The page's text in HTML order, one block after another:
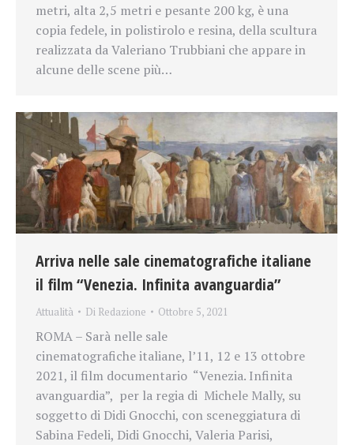
metri, alta 2,5 metri e pesante 200 kg, è una
copia fedele, in polistirolo e resina, della scultura
realizzata da Valeriano Trubbiani che appare in
alcune delle scene più…
Arriva nelle sale cinematografiche italiane
il film “Venezia. Infinita avanguardia”
Attualità Di Redazione Ottobre 5, 2021
ROMA – Sarà nelle sale
cinematografiche italiane, l’11, 12 e 13 ottobre
2021, il film documentario “Venezia. Infinita
avanguardia”, per la regia di Michele Mally, su
soggetto di Didi Gnocchi, con sceneggiatura di
Sabina Fedeli, Didi Gnocchi, Valeria Parisi,